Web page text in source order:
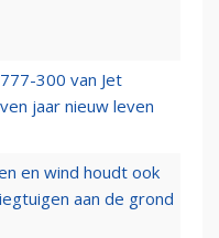
300 van Jet
jaar nieuw leven
en wind houdt ook
aan de grond